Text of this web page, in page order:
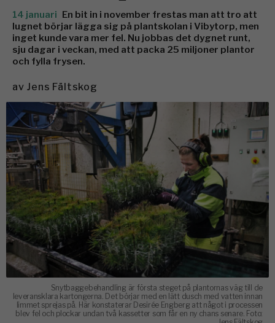
14 januari
En bit in i november frestas man att tro att
lugnet börjar lägga sig på plantskolan i Vibytorp, men
inget kunde vara mer fel. Nu jobbas det dygnet runt,
sju dagar i veckan, med att packa 25 miljoner plantor
och fylla frysen.
av Jens Fältskog
Snytbaggebehandling är första steget på plantornas väg till de
leveransklara kartongerna. Det börjar med en lätt dusch med vatten innan
limmet sprejas på. Här konstaterar Desirée Engberg att något i processen
blev fel och plockar undan två kassetter som får en ny chans senare. Foto: